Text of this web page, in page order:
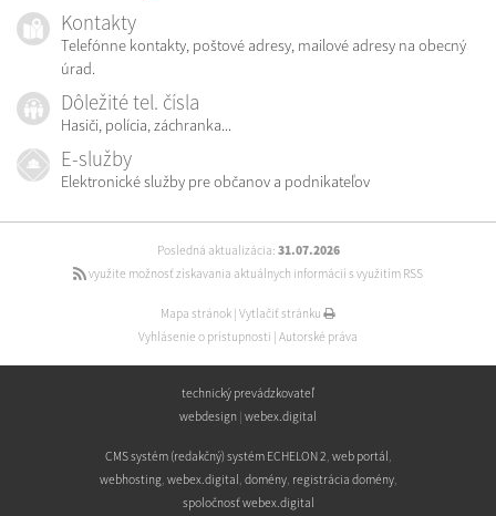
Kontakty
Telefónne kontakty, poštové adresy, mailové adresy na obecný
úrad.
Dôležité tel. čísla
Hasiči, polícia, záchranka...
E-služby
Elektronické služby pre občanov a podnikateľov
Posledná aktualizácia: 31.07.2026
využite možnosť získavania aktuálnych informácií s využitím RSS
Mapa stránok Vytlačiť stránku
Vyhlásenie o prístupnosti Autorské práva
technický prevádzkovateľ
webdesign webex.digital
CMS systém (redakčný) systém ECHELON 2, web portál ,
webhosting, webex.digital , domény, registrácia domény,
spoločnosť webex.digital